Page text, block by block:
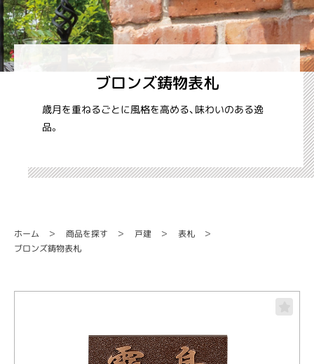
ブロンズ鋳物表札
歳月を重ねるごとに風格を高める、味わいのある逸
品。
ホーム 商品を探す 戸建 表札
ブロンズ鋳物表札